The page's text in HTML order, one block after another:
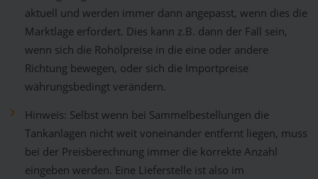
aktuell und werden immer dann angepasst, wenn dies die
Marktlage erfordert. Dies kann z.B. dann der Fall sein,
wenn sich die Rohölpreise in die eine oder andere
Richtung bewegen, oder sich die Importpreise
währungsbedingt verändern.
Hinweis: Selbst wenn bei Sammelbestellungen die
Tankanlagen nicht weit voneinander entfernt liegen, muss
bei der Preisberechnung immer die korrekte Anzahl
eingeben werden. Eine Lieferstelle ist also im